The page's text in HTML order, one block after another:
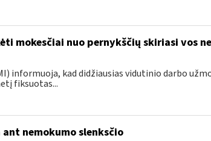
mokesčiai nuo pernykščių skiriasi vos
informuoja, kad didžiausias vidutinio darbo
fiksuotas...
nemokumo slenksčio